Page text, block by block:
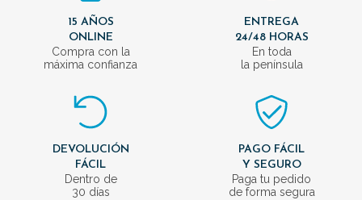
15 AÑOS
ONLINE
Compra con la
máxima confianza
ENTREGA
24/48 HORAS
En toda
la península
DEVOLUCIÓN
FÁCIL
Dentro de
30 días
PAGO FÁCIL
Y SEGURO
Paga tu pedido
de forma segura